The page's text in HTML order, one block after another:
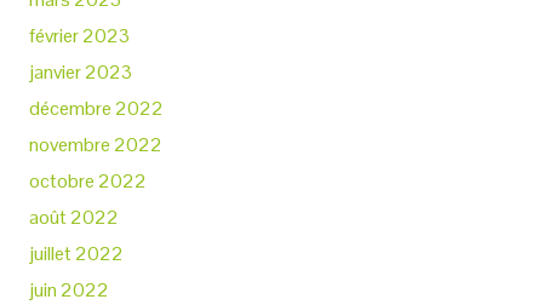
février 2023
janvier 2023
décembre 2022
novembre 2022
octobre 2022
août 2022
juillet 2022
juin 2022